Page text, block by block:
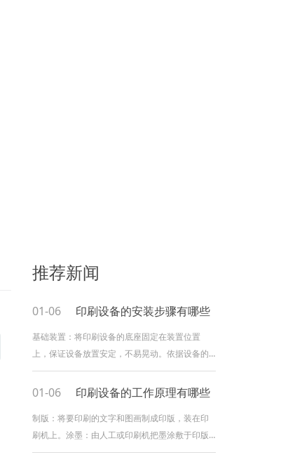
推荐新闻
01-06 印刷设备的安装步骤有哪些
基础装置：将印刷设备的底座固定在装置位置
上，保证设备放置安定，不易晃动。依据设备的
尺度和重量，使用适当的螺栓和紧固件固定底
座。电气接线：将印刷设备衔接到电源，保证接
线图进行接线，防止接错线或者短路等危险状况
的发生。气源衔接：如果印刷设备需求气源支
01-06 印刷设备的工作原理有哪些
制版：将要印刷的文字和图画制成印版，装在印
刷机上。涂墨：由人工或印刷机把墨涂敷于印版
上有文字和图画的当地。压印：将印版上的图文